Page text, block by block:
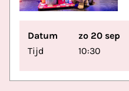
Datum
zo 20 sep
Tijd
10:30